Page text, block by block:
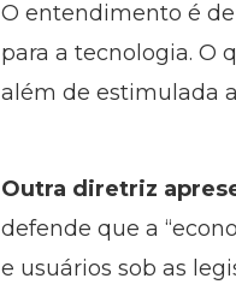
O entendimento é
para a tecnologia. O
além de estimulada
Outra diretriz
defende que a
e usuários sob as